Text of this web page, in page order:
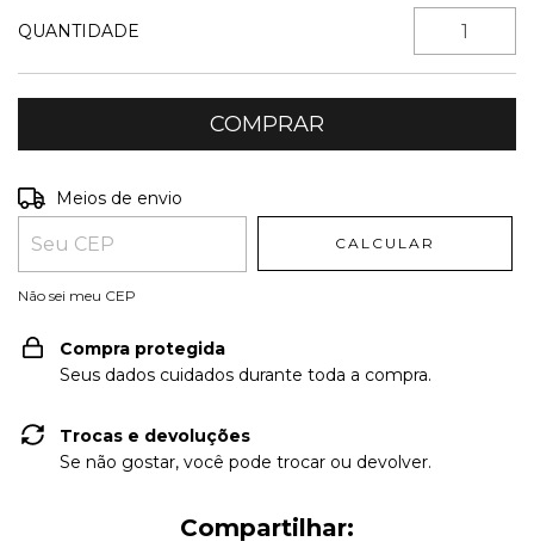
QUANTIDADE
Entregas para o CEP:
Meios de envio
CALCULAR
Não sei meu CEP
Compra protegida
Seus dados cuidados durante toda a compra.
Trocas e devoluções
Se não gostar, você pode trocar ou devolver.
Compartilhar: